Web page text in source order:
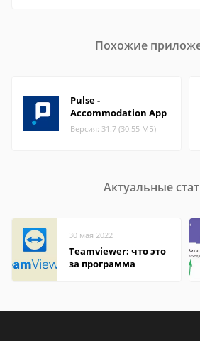
Похожие
Pulse -
Accommodation App
Версия: 31.7 (30.55 МБ)
Актуальные
30 мая 2022
Teamviewer: что это
за программа